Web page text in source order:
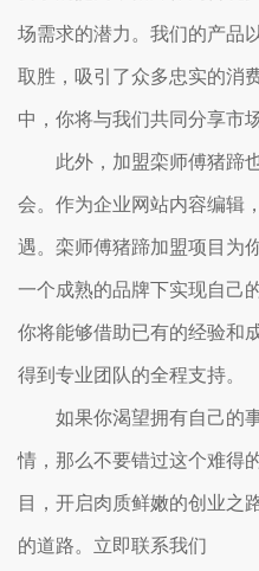
场需求的潜力。我们的产品
取胜，吸引了众多忠实的消
中，你将与我们共同分享市
此外，加盟栾师傅猪蹄
会。作为企业网站内容编辑
遇。栾师傅猪蹄加盟项目为
一个成熟的品牌下实现自己
你将能够借助已有的经验和
得到专业团队的全程支持。
如果你渴望拥有自己的
情，那么不要错过这个难得
目，开启肉质鲜嫩的创业之
的道路。立即联系我们